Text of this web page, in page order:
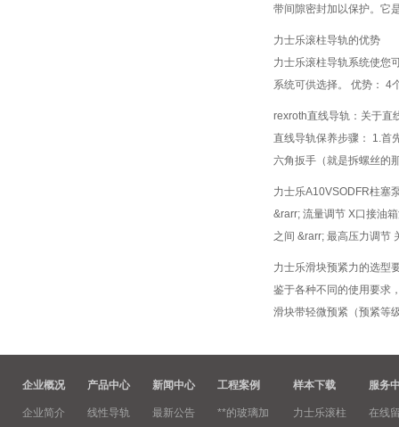
带间隙密封加以保护。它
力士乐滚柱导轨的优势
力士乐滚柱导轨系统使您
系统可供选择。 优势： 4
rexroth直线导轨：关于直
直线导轨保养步骤： 1.首
六角扳手（就是拆螺丝的
力士乐A10VSODFR柱塞
&rarr; 流量调节 X口接油
之间 &rarr; 最高压力调节
力士乐滑块预紧力的选型
鉴于各种不同的使用要求
滑块带轻微预紧（预紧等
企业概况
企业简介
产品中心
线性导轨
新闻中心
最新公告
工程案例
**的玻璃加
样本下载
力士乐滚柱
服务
在线